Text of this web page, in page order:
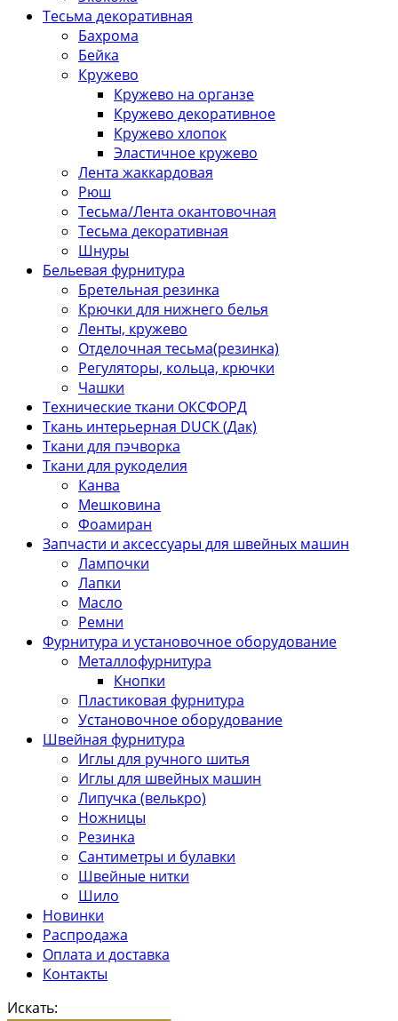
Тесьма декоративная
Бахрома
Бейка
Кружево
Кружево на органзе
Кружево декоративное
Кружево хлопок
Эластичное кружево
Лента жаккардовая
Рюш
Тесьма/Лента окантовочная
Тесьма декоративная
Шнуры
Бельевая фурнитура
Бретельная резинка
Крючки для нижнего белья
Ленты, кружево
Отделочная тесьма(резинка)
Регуляторы, кольца, крючки
Чашки
Технические ткани ОКСФОРД
Ткань интерьерная DUCK (Дак)
Ткани для пэчворка
Ткани для рукоделия
Канва
Мешковина
Фоамиран
Запчасти и аксессуары для швейных машин
Лампочки
Лапки
Масло
Ремни
Фурнитура и установочное оборудование
Металлофурнитура
Кнопки
Пластиковая фурнитура
Установочное оборудование
Швейная фурнитура
Иглы для ручного шитья
Иглы для швейных машин
Липучка (велькро)
Ножницы
Резинка
Сантиметры и булавки
Швейные нитки
Шило
Новинки
Распродажа
Оплата и доставка
Контакты
Искать: